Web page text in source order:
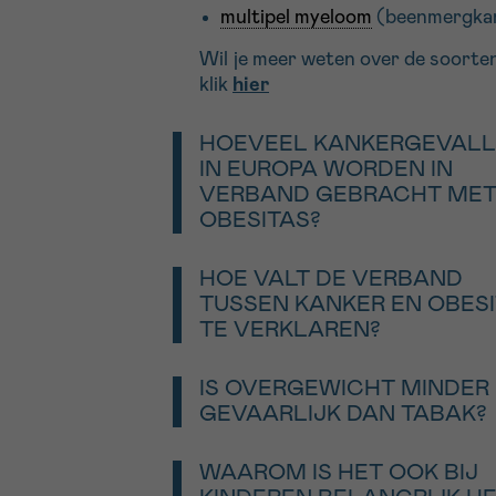
multipel myeloom
Wil je meer weten over de
klik hier
HOEVEEL
IN EUROPA WORDEN IN
VERBAND GEBRACHT MET
OBESITAS?
nieuwe kankergevallen in Europa
rechtstreeks verband houden
obesitas. Tijd voor actie, want
HOE VALT DE VERBAND
TUSSEN KANKER EN
TE VERKLAREN?
biologische fenomenen ontrafeld
verband tussen obesitas en kanker
werking van hormonen (zoals
IS OVERGEWICHT MINDER
GEVAARLIJK DAN TABAK?
en weinig lichaamsbeweging
ongeveer 20 soorten kankereen
WAAROM IS HET OOK BIJ